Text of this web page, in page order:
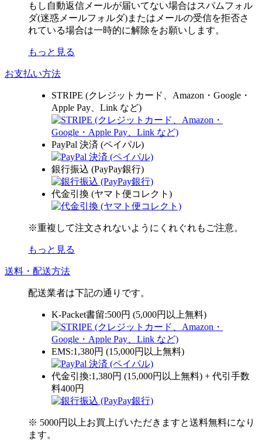
もし自動返信メールが届いてない場合はスパムフォル
ダ(迷惑メールフォルダ)またはメールの受信を拒否さ
れている場合は一時的に解除をお願いします。
もっと見る
お支払い方法
STRIPE (クレジットカード、Amazon・Google・
Apple Pay、Link など)
PayPal 決済 (ペイパル)
銀行振込 (PayPay銀行)
代金引換 (ヤマト便コレクト)
※重複して注文されないようにくれぐれもご注意。
もっと見る
送料・配送方法
配送業者は下記の通りです。
K-Packet書留:500円 (5,000円以上無料)
EMS:1,380円 (15,000円以上無料)
代金引換:1,380円 (15,000円以上無料) + 代引手数
料400円
※ 5000円以上お買上げいただきますと送料無料になり
ます。